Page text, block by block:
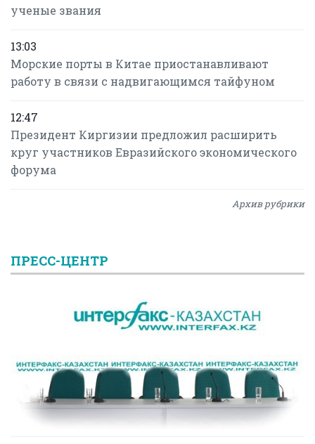
ученые звания
13:03
Морские порты в Китае приостанавливают
работу в связи с надвигающимся тайфуном
12:47
Президент Киргизии предложил расширить
круг участников Евразийского экономического
форума
Архив рубрики
ПРЕСС-ЦЕНТР